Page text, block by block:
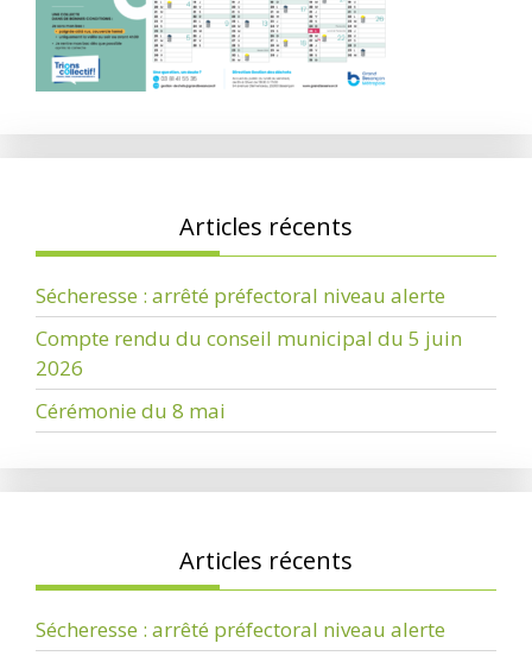
Articles récents
Sécheresse : arrêté préfectoral niveau alerte
Compte rendu du conseil municipal du 5 juin
2026
Cérémonie du 8 mai
Articles récents
Sécheresse : arrêté préfectoral niveau alerte